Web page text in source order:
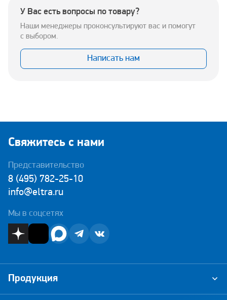
У Вас есть вопросы по товару?
Наши менеджеры проконсультируют вас и помогут
с выбором.
Написать нам
Свяжитесь с нами
Представительство
8 (495) 782-25-10
info@eltra.ru
Мы в соцсетях
Продукция